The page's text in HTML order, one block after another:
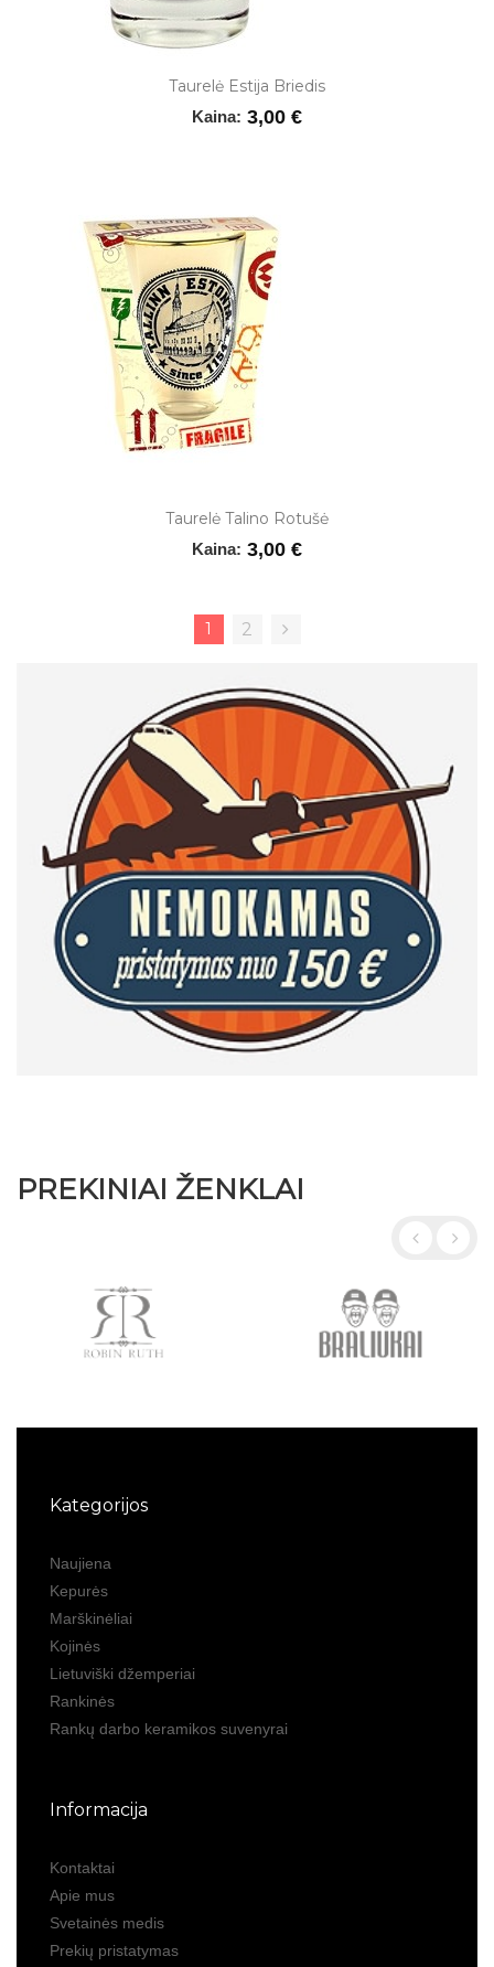
Taurelė Estija Briedis
Kaina: 3,00 €
Taurelė Talino Rotušė
Kaina: 3,00 €
1 2
PREKINIAI ŽENKLAI
Kategorijos
Naujiena
Kepurės
Marškinėliai
Kojinės
Lietuviški džemperiai
Rankinės
Rankų darbo keramikos suvenyrai
Informacija
Kontaktai
Apie mus
Svetainės medis
Prekių pristatymas